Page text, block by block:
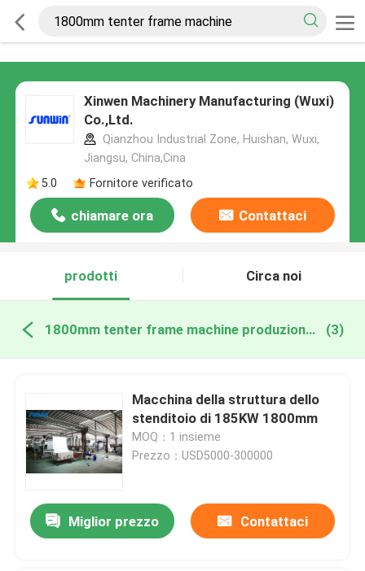
Xinwen Machinery Manufacturing (Wuxi)
Co.,Ltd.
Qianzhou Industrial Zone, Huishan, Wuxi,
Jiangsu, China,Cina
5.0
Fornitore verificato
chiamare ora Contattaci
prodotti Circa noi
1800mm tenter frame machine produzione online (3)
Macchina della struttura dello
stenditoio di 185KW 1800mm
MOQ：1 insieme
Prezzo：USD5000-300000
Miglior prezzo Contattaci